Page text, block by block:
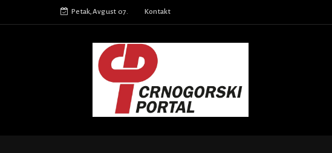
Petak,Avgust 07. Kontakt